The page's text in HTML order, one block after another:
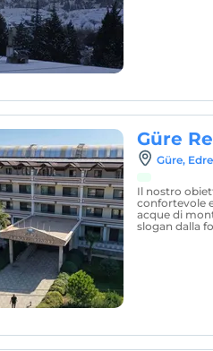
Güre
Güre,
Il nostro
confortevole
acque di
slogan dalla